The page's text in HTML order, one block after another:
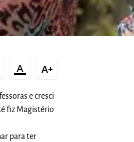
format_color_text text_increase
e cresci
fiz Magistério
para ter